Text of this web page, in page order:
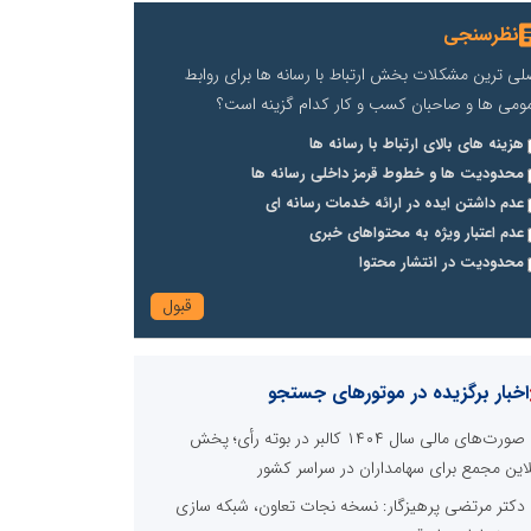
نظرسنجی
ترین مشکلات بخش ارتباط با رسانه ها برای روابط
ها و صاحبان کسب و کار کدام گزینه است؟
هزینه های بالای ارتباط با رسانه ها
محدودیت ها و خطوط قرمز داخلی رسانه ها
عدم داشتن ایده در ارائه خدمات رسانه ای
عدم اعتبار ویژه به محتواهای خبری
محدودیت در انتشار محتوا
اخبار برگزیده در موتورهای جستجو
صورت‌های مالی سال ۱۴۰۴ کالبر در بوته رأی؛ پخش
مجمع برای سهامداران در سراسر کشور
دکتر مرتضی پرهیزگار: نسخه نجات تعاون، شبکه سازی